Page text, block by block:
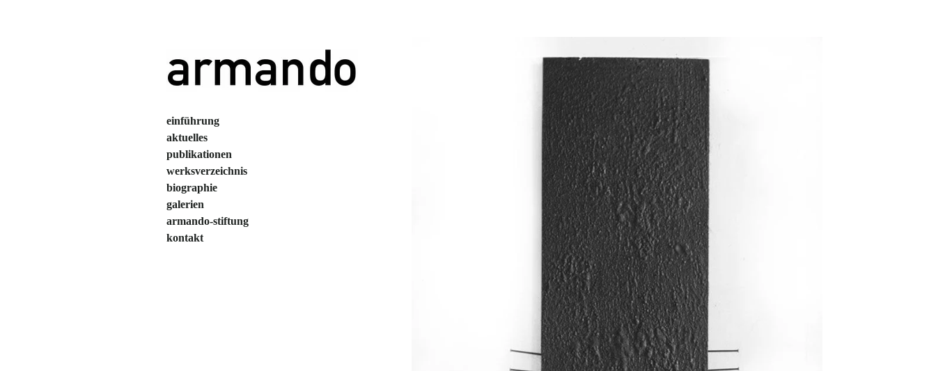
einführung
aktuelles
publikationen
werksverzeichnis
biographie
galerien
armando-stiftung
kontakt